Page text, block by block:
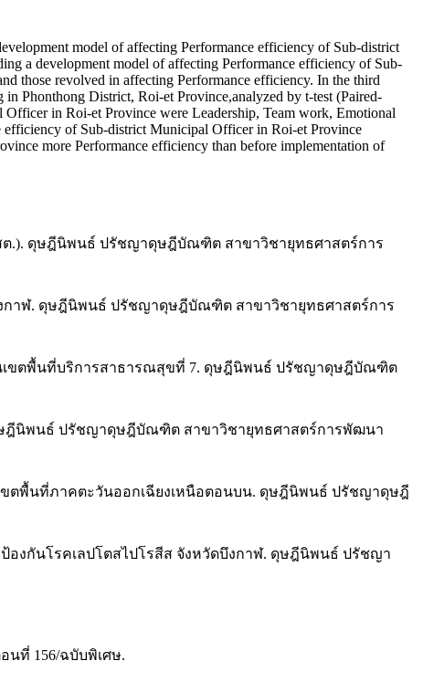
model of affecting Performance efficiency of Sub-district
a development model of affecting Performance efficiency of Sub-
those revolved in affecting Performance efficiency. In the third
Phonthong District, Roi-et Province,analyzed by t-test (Paired-
in Roi-et Province were Leadership, Team work, Emotional
efficiency of Sub-district Municipal Officer in Roi-et Province
more Performance efficiency than before implementation of
ต.). ดุษฎีนิพนธ์ ปรัชญาดุษฎีบัณฑิต สาขาวิชายุทธศาสตร์การ
งกาฬ. ดุษฎีนิพนธ์ ปรัชญาดุษฎีบัณฑิต สาขาวิชายุทธศาสตร์การ
เขตพื้นที่บริการสาธารณสุขที่ 7. ดุษฎีนิพนธ์ ปรัชญาดุษฎีบัณฑิต
ษฎีนิพนธ์ ปรัชญาดุษฎีบัณฑิต สาขาวิชายุทธศาสตร์การพัฒนา
ขตพื้นที่ภาคตะวันออกเฉียงเหนือตอนบน. ดุษฎีนิพนธ์ ปรัชญาดุษฎี
งกันโรคเลปโตสไปโรสีส จังหวัดบึงกาฬ. ดุษฎีนิพนธ์ ปรัชญา
นที่ 156/ฉบับพิเศษ.